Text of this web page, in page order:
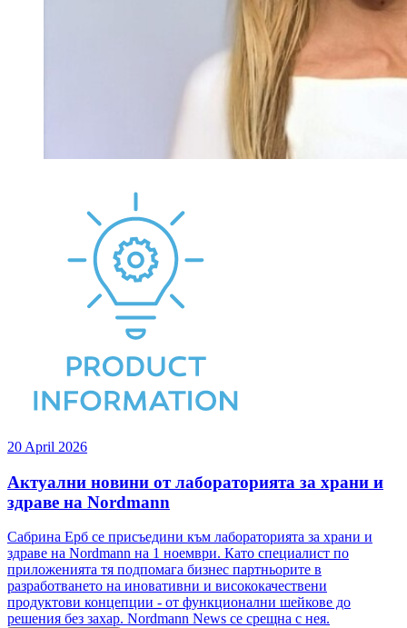
20 April 2026
Актуални новини от лабораторията за храни и
здраве на Nordmann
Сабрина Ерб се присъедини към лабораторията за храни и
здраве на Nordmann на 1 ноември. Като специалист по
приложенията тя подпомага бизнес партньорите в
разработването на иновативни и висококачествени
продуктови концепции - от функционални шейкове до
решения без захар. Nordmann News се срещна с нея.